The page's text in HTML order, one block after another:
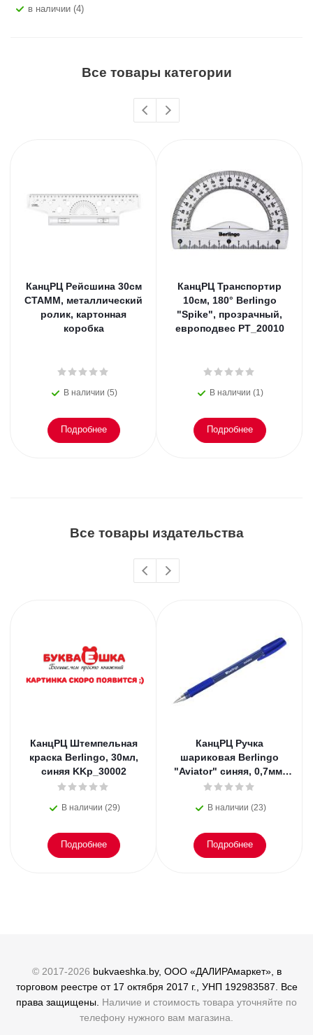
В наличии (4)
Все товары категории
КанцРЦ Рейсшина 30см
СТАММ, металлический
ролик, картонная
коробка
В наличии (5)
Подробнее
КанцРЦ Транспортир
10см, 180° Berlingo
"Spike", прозрачный,
европодвес PT_20010
В наличии (1)
Подробнее
Все товары издательства
КанцРЦ Штемпельная
краска Berlingo, 30мл,
синяя KKp_30002
В наличии (29)
Подробнее
КанцРЦ Ручка
шариковая Berlingo
"Aviator" синяя, 0,7мм,
грип
В наличии (23)
Подробнее
© 2017-2026 bukvaeshka.by, ООО «ДАЛИРАмаркет», в
торговом реестре от 17 октября 2017 г., УНП 192983587. Все
права защищены. Наличие и стоимость товара уточняйте по
телефону нужного вам магазина.